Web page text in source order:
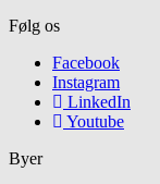
Følg os
Facebook
Instagram
LinkedIn
Youtube
Byer